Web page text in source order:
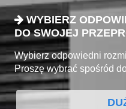
WYBIERZ
DO SWOJEJ
Wybierz odpowiedni
Proszę wybrać spośród